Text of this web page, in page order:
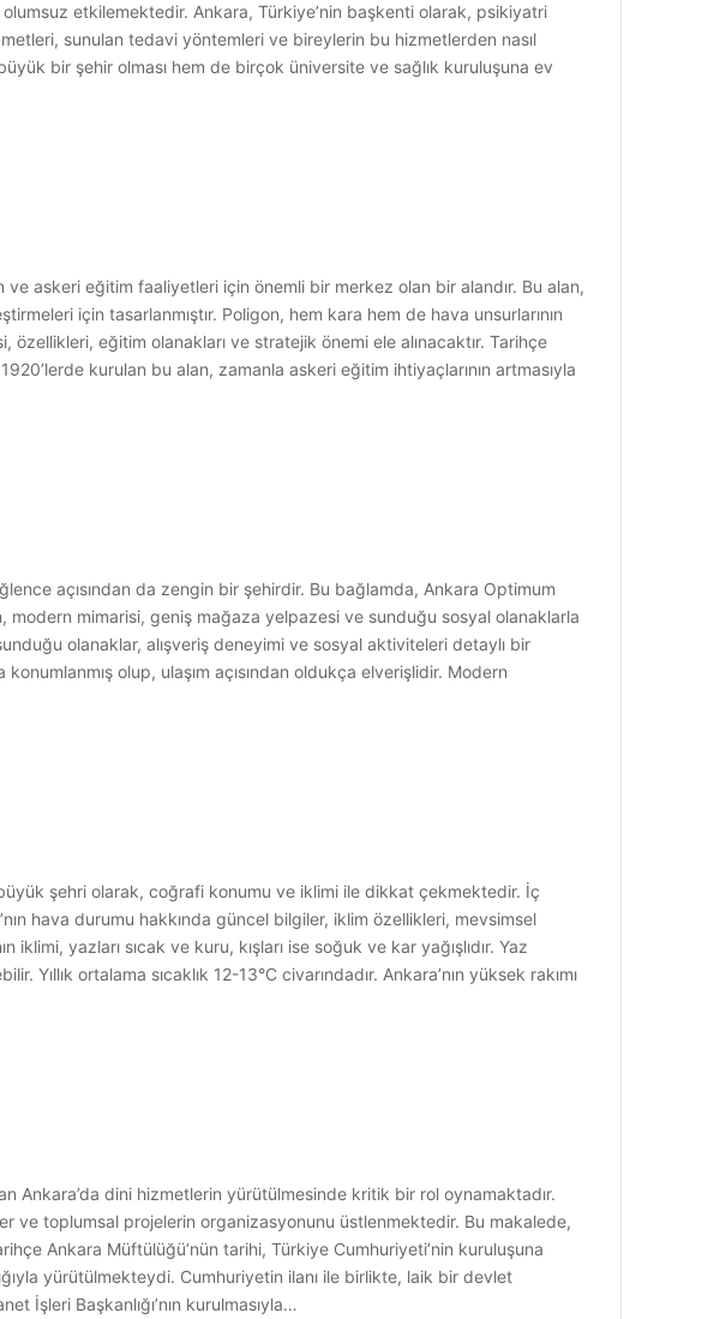
etkilemektedir. Ankara, Türkiye’nin başkenti olarak, psikiyatri
sunulan tedavi yöntemleri ve bireylerin bu hizmetlerden nasıl
bir şehir olması hem de birçok üniversite ve sağlık kuruluşuna ev
askeri eğitim faaliyetleri için önemli bir merkez olan bir alandır. Bu alan,
için tasarlanmıştır. Poligon, hem kara hem de hava unsurlarının
eğitim olanakları ve stratejik önemi ele alınacaktır. Tarihçe
kurulan bu alan, zamanla askeri eğitim ihtiyaçlarının artmasıyla
açısından da zengin bir şehirdir. Bu bağlamda, Ankara Optimum
modern mimarisi, geniş mağaza yelpazesi ve sunduğu sosyal olanaklarla
olanaklar, alışveriş deneyimi ve sosyal aktiviteleri detaylı bir
olup, ulaşım açısından oldukça elverişlidir. Modern
şehri olarak, coğrafi konumu ve iklimi ile dikkat çekmektedir. İç
hava durumu hakkında güncel bilgiler, iklim özellikleri, mevsimsel
yazları sıcak ve kuru, kışları ise soğuk ve kar yağışlıdır. Yaz
Yıllık ortalama sıcaklık 12-13°C civarındadır. Ankara’nın yüksek rakımı
Ankara’da dini hizmetlerin yürütülmesinde kritik bir rol oynamaktadır.
ve toplumsal projelerin organizasyonunu üstlenmektedir. Bu makalede,
Ankara Müftülüğü’nün tarihi, Türkiye Cumhuriyeti’nin kuruluşuna
yürütülmekteydi. Cumhuriyetin ilanı ile birlikte, laik bir devlet
İşleri Başkanlığı’nın kurulmasıyla…